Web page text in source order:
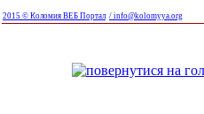
2015 © Коломия ВЕБ Портал / info@kolomyya.org